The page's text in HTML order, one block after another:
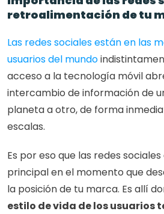
retroalimentación de tu
Las redes sociales están en las
usuarios del mundo
acceso a la tecnología móvil
intercambio de información de
planeta a otro, de forma
escalas.
Es por eso que las redes
principal en el momento que
la posición de tu marca. Es allí
estilo de vida de los usuarios